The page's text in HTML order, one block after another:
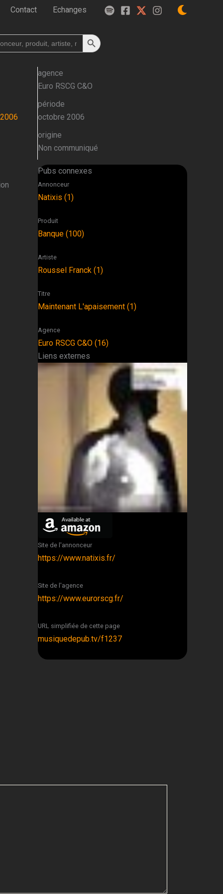
Contact Echanges
Search Button
agence
Euro RSCG C&O
période
octobre 2006
origine
Non communiqué
Pubs connexes
Annonceur
Natixis (1)
Produit
Banque (100)
Artiste
Roussel Franck (1)
Titre
Maintenant L'apaisement (1)
Agence
Euro RSCG C&O (16)
Liens externes
Site de l'annonceur
https://www.natixis.fr/
Site de l'agence
https://www.eurorscg.fr/
URL simplifiée de cette page
musiquedepub.tv/f1237